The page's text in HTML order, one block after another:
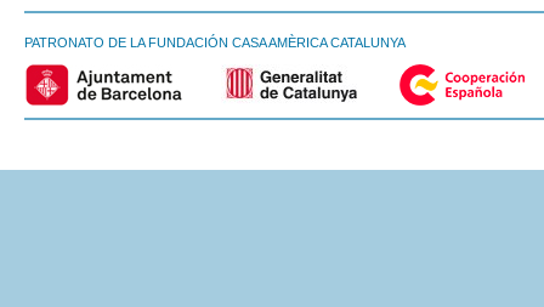
PATRONATO DE LA FUNDACIÓN CASA AMÈRICA CATALUNYA